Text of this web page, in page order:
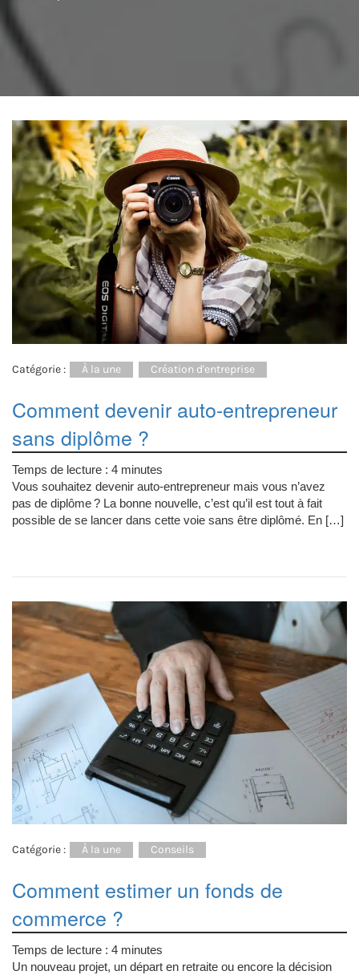
Catégorie : À la une Création d'entreprise
Comment devenir auto-entrepreneur
sans diplôme ?
Temps de lecture : 4 minutes
Vous souhaitez devenir auto-entrepreneur mais vous n’avez
pas de diplôme ? La bonne nouvelle, c’est qu’il est tout à fait
possible de se lancer dans cette voie sans être diplômé. En […]
Catégorie : À la une Conseils
Comment estimer un fonds de
commerce ?
Temps de lecture : 4 minutes
Un nouveau projet, un départ en retraite ou encore la décision